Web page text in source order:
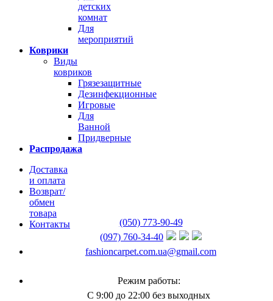
детских
комнат
Для
мероприятий
Коврики
Виды
ковриков
Грязезащитные
Дезинфекционные
Игровые
Для
Ванной
Придверные
Распродажа
Доставка
и оплата
Возврат/
обмен
товара
Контакты
(050) 773-90-49
(097) 760-34-40
fashioncarpet.com.ua@gmail.com
Режим работы:
С 9:00 до 22:00 без выходных